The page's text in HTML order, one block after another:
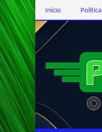
Início Política